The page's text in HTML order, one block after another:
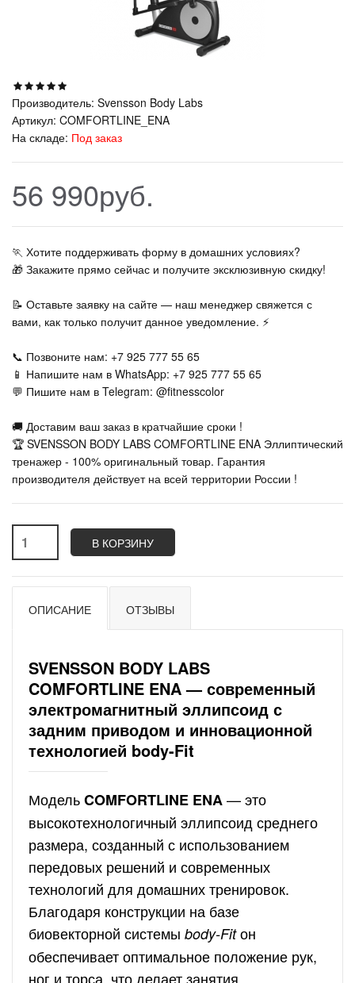
Производитель: Svensson Body Labs
Артикул: COMFORTLINE_ENA
На складе: Под заказ
56 990руб.
🏃‍ Хотите поддерживать форму в домашних условиях?
🎁 Закажите прямо сейчас и получите эксклюзивную скидку!
📝 Оставьте заявку на сайте — наш менеджер свяжется с
вами, как только получит данное уведомление. ⚡
📞 Позвоните нам: +7 925 777 55 65
📱 Напишите нам в WhatsApp: +7 925 777 55 65
💬 Пишите нам в Telegram: @fitnesscolor
🚚 Доставим ваш заказ в кратчайшие сроки !
🏆 SVENSSON BODY LABS COMFORTLINE ENA Эллиптический
тренажер - 100% оригинальный товар. Гарантия
производителя действует на всей территории России !
В КОРЗИНУ
ОПИСАНИЕ ОТЗЫВЫ
SVENSSON BODY LABS
COMFORTLINE ENA — современный
электромагнитный эллипсоид с
задним приводом и инновационной
технологией body-Fit
МодельCOMFORTLINE ENA— это
высокотехнологичный эллипсоид среднего
размера, созданный с использованием
передовых решений и современных
технологий для домашних тренировок.
Благодаря конструкции на базе
биовекторной системы body-Fitон
обеспечивает оптимальное положение рук,
ног и торса, что делает занятия